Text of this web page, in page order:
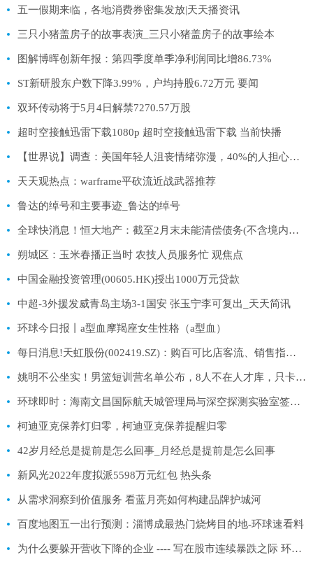
五一假期来临，各地消费券密集发放|天天播资讯
三只小猪盖房子的故事表演_三只小猪盖房子的故事绘本
图解博晖创新年报：第四季度单季净利润同比增86.73%
ST新研股东户数下降3.99%，户均持股6.72万元 要闻
双环传动将于5月4日解禁7270.57万股
超时空接触迅雷下载1080p 超时空接触迅雷下载 当前快播
【世界说】调查：美国年轻人沮丧情绪弥漫，40%的人担心遭枪击、近1/4的人觉得“死了更好”
天天观热点：warframe平砍流近战武器推荐
鲁达的绰号和主要事迹_鲁达的绰号
全球快消息！恒大地产：截至2月末未能清偿债务(不含境内外债券)2371亿 逾期商票2480亿
朔城区：玉米春播正当时 农技人员服务忙 观焦点
中国金融投资管理(00605.HK)授出1000万元贷款
中超-3外援发威青岛主场3-1国安 张玉宁李可复出_天天简讯
环球今日报丨a型血摩羯座女生性格（a型血）
每日消息!天虹股份(002419.SZ)：购百可比店客流、销售指标均恢复较好 客流基本恢复至2019年水平
姚明不公坐实！男篮短训营名单公布，8人不在人才库，只卡杜锋！-全球热议
环球即时：海南文昌国际航天城管理局与深空探测实验室签订战略合作协议
柯迪亚克保养灯归零，柯迪亚克保养提醒归零
42岁月经总是提前是怎么回事_月经总是提前是怎么回事
新风光2022年度拟派5598万元红包 热头条
从需求洞察到价值服务 看蓝月亮如何构建品牌护城河
百度地图五一出行预测：淄博成最热门烧烤目的地-环球速看料
为什么要躲开营收下降的企业 ---- 写在股市连续暴跌之际 环球热文